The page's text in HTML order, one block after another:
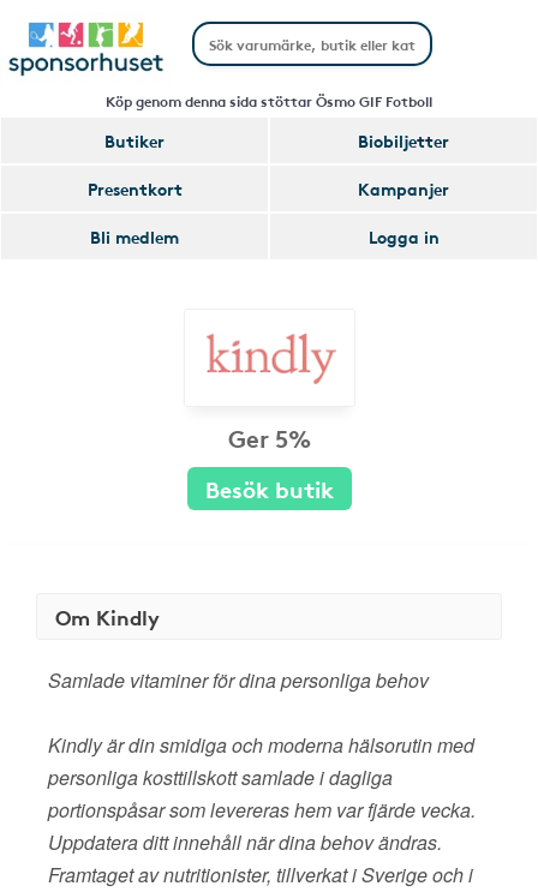
Köp genom denna sida stöttar Ösmo GIF Fotboll
Butiker
Biobiljetter
Presentkort
Kampanjer
Bli medlem
Logga in
Ger 5%
Besök butik
Om Kindly
Samlade vitaminer för dina personliga behov
Kindly är din smidiga och moderna hälsorutin med
personliga kosttillskott samlade i dagliga
portionspåsar som levereras hem var fjärde vecka.
Uppdatera ditt innehåll när dina behov ändras.
Framtaget av nutritionister, tillverkat i Sverige och i